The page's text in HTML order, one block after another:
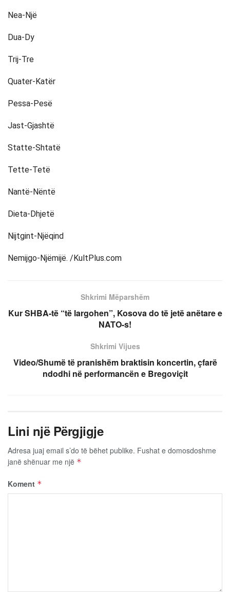
Nea-Një
Dua-Dy
Trij-Tre
Quater-Katër
Pessa-Pesë
Jast-Gjashtë
Statte-Shtatë
Tette-Tetë
Nantë-Nëntë
Dieta-Dhjetë
Nijtgint-Njëqind
Nemijgo-Njëmijë. /KultPlus.com
Shkrimi Mëparshëm
Kur SHBA-të “të largohen”, Kosova do të jetë anëtare e
NATO-s!
Shkrimi Vijues
Video/Shumë të pranishëm braktisin koncertin, çfarë
ndodhi në performancën e Bregoviçit
Lini një Përgjigje
Adresa juaj email s’do të bëhet publike. Fushat e domosdoshme
janë shënuar me një *
Koment *